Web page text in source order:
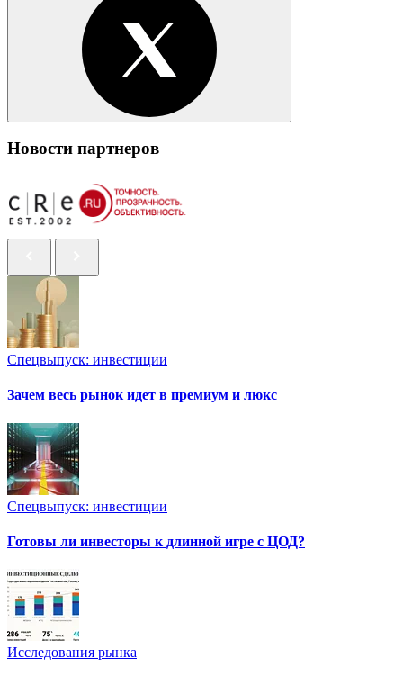
Новости партнеров
Спецвыпуск: инвестиции
Зачем весь рынок идет в премиум и люкс
Спецвыпуск: инвестиции
Готовы ли инвесторы к длинной игре с ЦОД?
Исследования рынка